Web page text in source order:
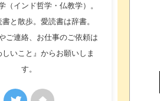
（インド哲学・仏教学）。
と散歩。愛読書は辞書。
ご連絡、お仕事のご依頼は
いこと』からお願いしま
す。